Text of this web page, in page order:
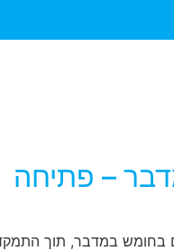
– פתיחה
בחומש במדבר, תוך